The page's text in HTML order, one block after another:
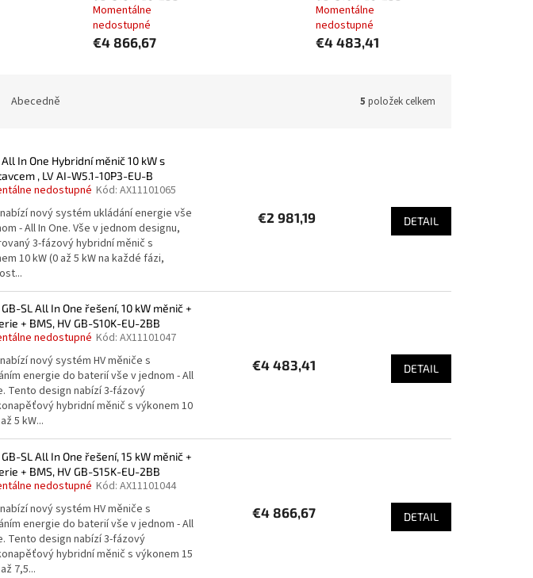
Momentálne
nedostupné
€4 866,67
Momentálne
nedostupné
€4 483,41
Abecedně 5 položek celkem
All In One Hybridní měnič 10 kW s
, LV AI-W5.1-10P3-EU-B
nedostupné Kód: AX11101065
nový systém ukládání energie vše
- All In One. Vše v jednom designu,
3-fázový hybridní měnič s
10 kW (0 až 5 kW na každé fázi,
€2 981,19 DETAIL
GB-SL All In One řešení, 10 kW měnič +
+ BMS, HV GB-S10K-EU-2BB
nedostupné Kód: AX11101047
nový systém HV měniče s
energie do baterií vše v jednom - All
Tento design nabízí 3-fázový
hybridní měnič s výkonem 10
5 kW...
€4 483,41 DETAIL
GB-SL All In One řešení, 15 kW měnič +
+ BMS, HV GB-S15K-EU-2BB
nedostupné Kód: AX11101044
nový systém HV měniče s
energie do baterií vše v jednom - All
Tento design nabízí 3-fázový
hybridní měnič s výkonem 15
7,5...
€4 866,67 DETAIL